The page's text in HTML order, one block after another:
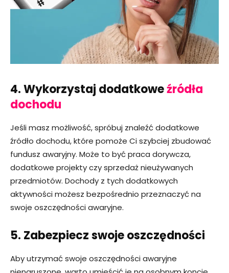
4. Wykorzystaj dodatkoweźródła
dochodu
Jeśli masz możliwość, spróbuj znaleźć dodatkowe
źródło dochodu, które pomoże Ci szybciej zbudować
fundusz awaryjny. Może to być praca dorywcza,
dodatkowe projekty czy sprzedaż nieużywanych
przedmiotów. Dochody z tych dodatkowych
aktywności możesz bezpośrednio przeznaczyć na
swoje oszczędności awaryjne.
5. Zabezpiecz swoje oszczędności
Aby utrzymać swoje oszczędności awaryjne